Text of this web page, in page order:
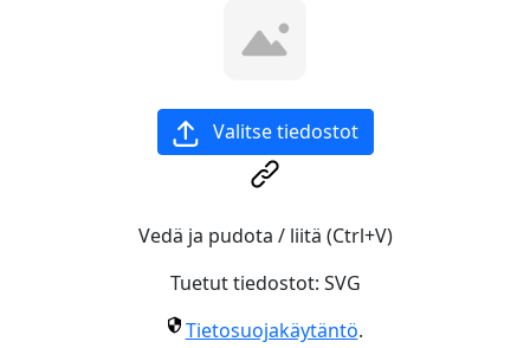
Valitse tiedostot
Vedä ja pudota / liitä (Ctrl+V)
Tuetut tiedostot: SVG
Tietosuojakäytäntö.